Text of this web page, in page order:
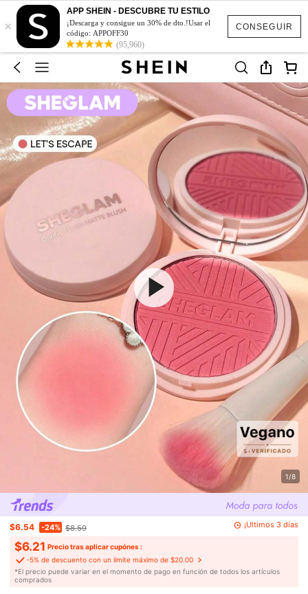
CONSEGUIR
×
APP SHEIN - DESCUBRE TU ESTILO
¡Descarga y consigue un 30% de dto.!Usar el
código: APPOFF30
(95,960)
1/8
$6.54 -24% $8.59 ¡Últimos 3 días
$6.21 Precio tras aplicar cupónes :
-5% de descuento con un límite máximo de $20.00
​*El precio puede variar en el momento de pago en función de todos los artículos
comprados